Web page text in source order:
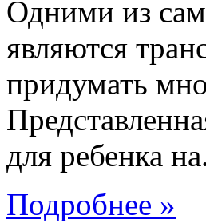
Одними из
являются
придумать
для ребенка
Подробнее »